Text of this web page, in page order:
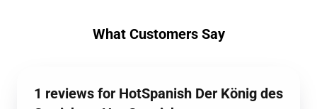
What Customers Say
1 reviews for HotSpanish Der König des